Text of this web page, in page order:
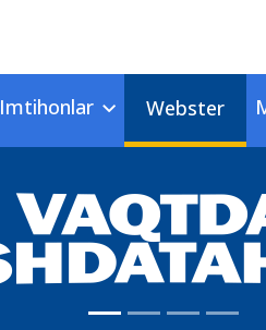
Imtihonlar Webster